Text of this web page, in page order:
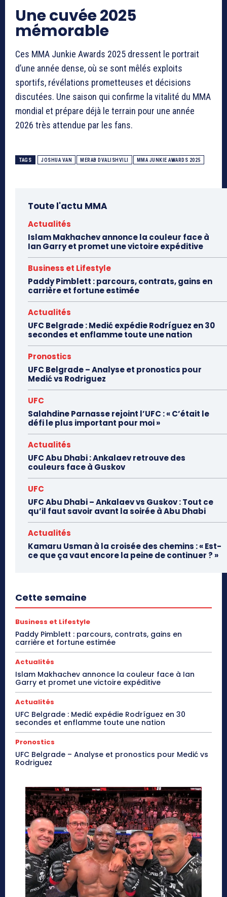
Une cuvée 2025
mémorable
Ces MMA Junkie Awards 2025 dressent le portrait
d’une année dense, où se sont mêlés exploits
sportifs, révélations prometteuses et décisions
discutées. Une saison qui confirme la vitalité du MMA
mondial et prépare déjà le terrain pour une année
2026 très attendue par les fans.
TAGS JOSHUA VAN MERAB DVALISHVILI MMA JUNKIE AWARDS 2025
Toute l'actu MMA
Actualités
Islam Makhachev annonce la couleur face à
Ian Garry et promet une victoire expéditive
Business et Lifestyle
Paddy Pimblett : parcours, contrats, gains en
carrière et fortune estimée
Actualités
UFC Belgrade : Medić expédie Rodríguez en 30
secondes et enflamme toute une nation
Pronostics
UFC Belgrade – Analyse et pronostics pour
Medić vs Rodriguez
UFC
Salahdine Parnasse rejoint l’UFC : « C’était le
défi le plus important pour moi »
Actualités
UFC Abu Dhabi : Ankalaev retrouve des
couleurs face à Guskov
UFC
UFC Abu Dhabi – Ankalaev vs Guskov : Tout ce
qu’il faut savoir avant la soirée à Abu Dhabi
Actualités
Kamaru Usman à la croisée des chemins : « Est-
ce que ça vaut encore la peine de continuer ? »
Cette semaine
Business et Lifestyle
Paddy Pimblett : parcours, contrats, gains en
carrière et fortune estimée
Actualités
Islam Makhachev annonce la couleur face à Ian
Garry et promet une victoire expéditive
Actualités
UFC Belgrade : Medić expédie Rodríguez en 30
secondes et enflamme toute une nation
Pronostics
UFC Belgrade – Analyse et pronostics pour Medić vs
Rodriguez